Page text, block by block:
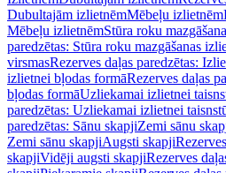
Dubultajām izlietnēmMēbeļu izlietnēm
Mēbeļu izlietnēmStūra roku
paredzētas: Stūra roku mazgāšanas
virsmasRezerves daļas paredzētas:
izlietnei bļodas formāRezerves daļas
bļodas formāUzliekamai izlietnei
paredzētas: Uzliekamai izlietnei
paredzētas: Sānu skapjiZemi sānu
Zemi sānu skapjiAugsti skapji
skapjiVidēji augsti skapjiRezerves